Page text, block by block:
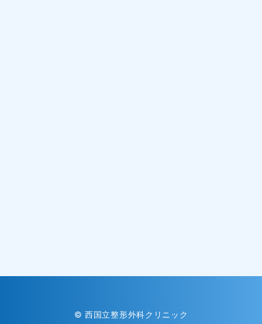
©西国立整形外科クリニック